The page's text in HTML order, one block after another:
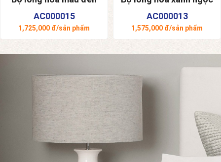
AC000015
1,725,000 đ/sản phẩm
AC000013
1,575,000 đ/sản phẩm